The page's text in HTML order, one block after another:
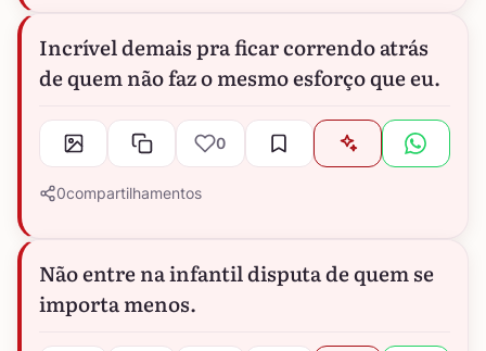
Incrível demais pra ficar correndo atrás
de quem não faz o mesmo esforço que eu.
0
0compartilhamentos
Não entre na infantil disputa de quem se
importa menos.